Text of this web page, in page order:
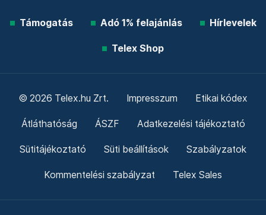
Támogatás Adó 1% felajánlás Hírlevelek
Telex Shop
© 2026 Telex.hu Zrt. Impresszum Etikai kódex
Átláthatóság ÁSZF Adatkezelési tájékoztató
Sütitájékoztató Süti beállítások Szabályzatok
Kommentelési szabályzat Telex Sales